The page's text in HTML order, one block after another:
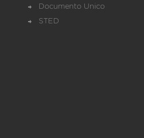
Documento Unico
STED